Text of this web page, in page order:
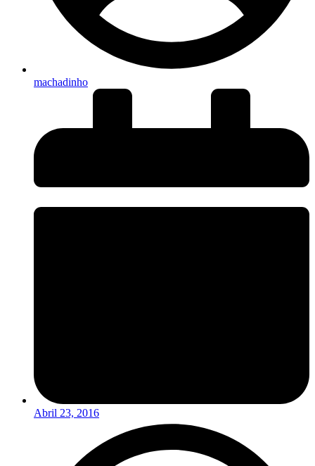
machadinho
Abril 23, 2016